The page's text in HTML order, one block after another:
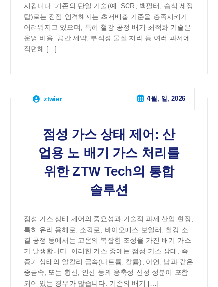
시킵니다. 기존의 단일 기술(예: SCR, 백필터, 습식 세정
탑)로는 점점 엄격해지는 초저배출 기준을 충족시키기
어려워지고 있으며, 특히 철강 공정 배기 최적화 기술은
운영 비용, 공간 제약, 부식성 물질 처리 등 여러 과제에
직면해 […]
ztwier 4월, 일, 2026
점성 가스 상태 제어: 산
업용 노 배기 가스 처리를
위한 ZTW Tech의 통합
솔루션
점성 가스 상태 제어의 중요성과 기술적 과제 산업 현장,
특히 유리 용해로, 소각로, 바이오매스 보일러, 철강 소
결 공정 등에서는 고온의 복잡한 조성을 가진 배기 가스
가 발생합니다. 이러한 가스 중에는 점성 가스 상태, 즉
증기 상태의 알칼리 금속(나트륨, 칼륨), 아연, 납과 같은
중금속, 또는 황산, 인산 등의 응축성 산성 성분이 포함
되어 있는 경우가 많습니다. 기존의 배기 […]